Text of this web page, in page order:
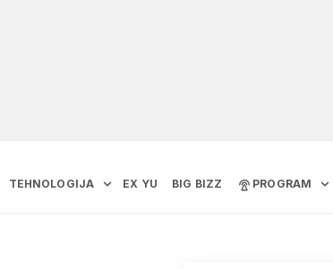
TEHNOLOGIJA EX YU BIG BIZZ PROGRAM